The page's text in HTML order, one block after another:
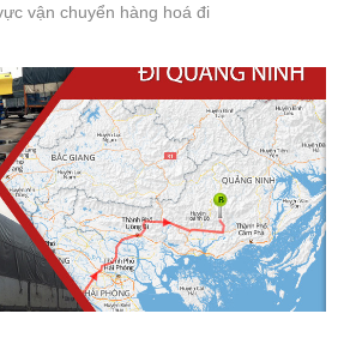
vận chuyển hàng hoá đi